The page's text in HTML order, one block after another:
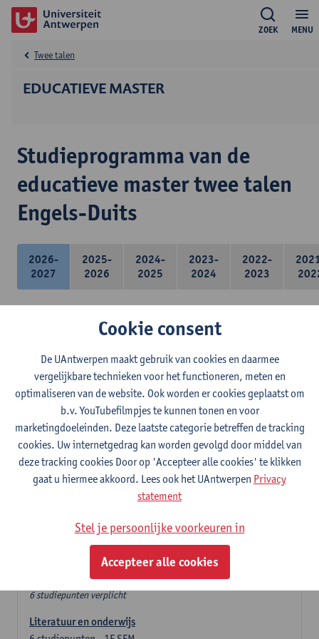
MENU
ZOEK
EDUCATIEVE MASTER
Twee talen
Studieprogramma van de
educatieve master twee talen
Engels-Duits
2026-
2027
2025-
2026
2024-
2025
2023-
2024
2022-
2023
In de lerarencomponent heb je volgende keuze :
- Optie A : je kiest twee vakdidactieken
- Optie B: je kiest één vakdidactiek en een profilering
In de domeincomponent neem je 60 studiepunten op:
- 1 verplicht algemeen opleidingsonderdeel van 6 studiepunten,
- 24 of 30 studiepunten Engels en telkens minimum 6
studiepunten per deeldomein,
- 24 of 30 studiepunten Duits en telkens minimum 6
studiepunten per deeldomein.
Verplicht algemeen opleidingsonderdeel
Deze 6 verplichte studiepunten tellen mee in de
domeincomponent van een van de gekozen talen.
Verplicht algemeen opleidingsonderdeel
6 studiepunten verplicht
Literatuur en onderwijs
Cookie consent
De UAntwerpen maakt gebruik van cookies en daarmee
vergelijkbare technieken voor het functioneren, meten en
optimaliseren van de website. Ook worden er cookies geplaatst om
b.v. YouTubefilmpjes te kunnen tonen en voor
marketingdoeleinden. Deze laatste categorie betreffen de tracking
cookies. Uw internetgedrag kan worden gevolgd door middel van
deze tracking cookies Door op 'Accepteer alle cookies' te klikken
gaat u hiermee akkoord. Lees ook het UAntwerpen Privacy
statement
Stel je persoonlijke voorkeuren in
Accepteer alle cookies